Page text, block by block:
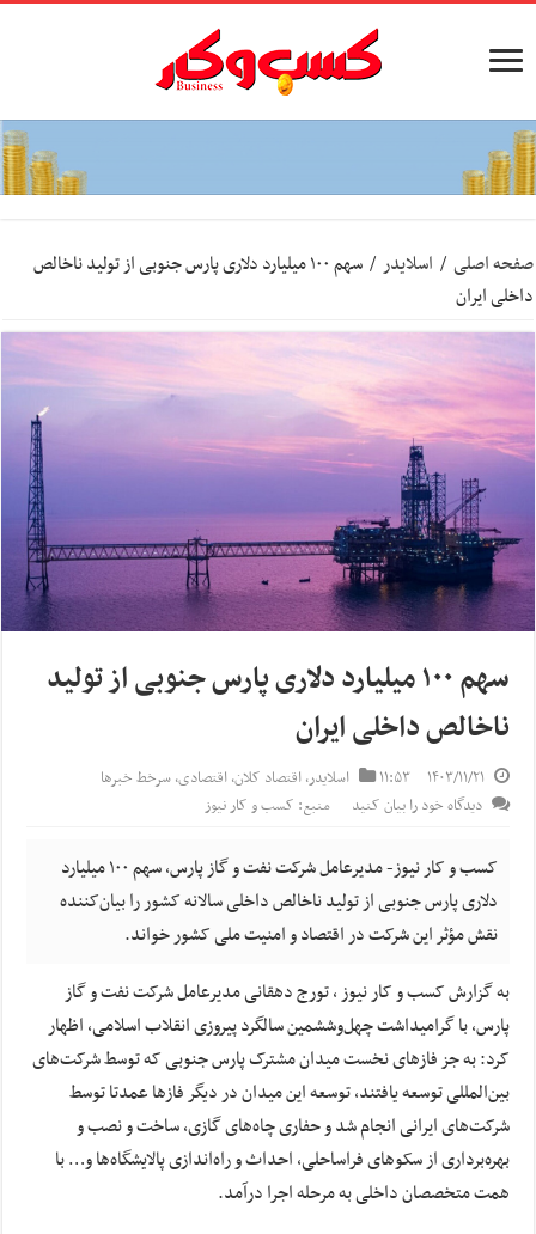
صفحه اصلی / اسلایدر /
سهم ۱۰۰ میلیارد دلاری پارس جنوبی از تولید ناخالص
داخلی ایران
سهم ۱۰۰ میلیارد دلاری پارس جنوبی از تولید
ناخالص داخلی ایران
۱۴۰۳/۱۱/۲۱ ۱۱:۵۳ اسلایدر,اقتصاد کلان,اقتصادی,سرخط خبرها
دیدگاه خود را بیان کنید
منبع: کسب و کار نیوز
کسب و کار نیوز- مدیرعامل شرکت نفت و گاز پارس، سهم ۱۰۰ میلیارد
دلاری پارس جنوبی از تولید ناخالص داخلی سالانه کشور را بیان‌کننده
نقش مؤثر این شرکت در اقتصاد و امنیت ملی کشور خواند.
به گزارش کسب و کار نیوز ، تورج دهقانی مدیرعامل شرکت نفت و گاز
پارس، با گرامیداشت چهل‌وششمین سالگرد پیروزی انقلاب اسلامی، اظهار
کرد: به جز فاز‌های نخست میدان مشترک پارس جنوبی که توسط شرکت‌های
بین‌المللی توسعه یافتند، توسعه این میدان در دیگر فاز‌ها عمدتا توسط
شرکت‌های ایرانی انجام شد و حفاری چاه‌های گازی، ساخت و نصب و
بهره‌برداری از سکو‌های فراساحلی، احداث و راه‌اندازی پالایشگاه‌ها و… با
همت متخصصان داخلی به مرحله اجرا درآمد.